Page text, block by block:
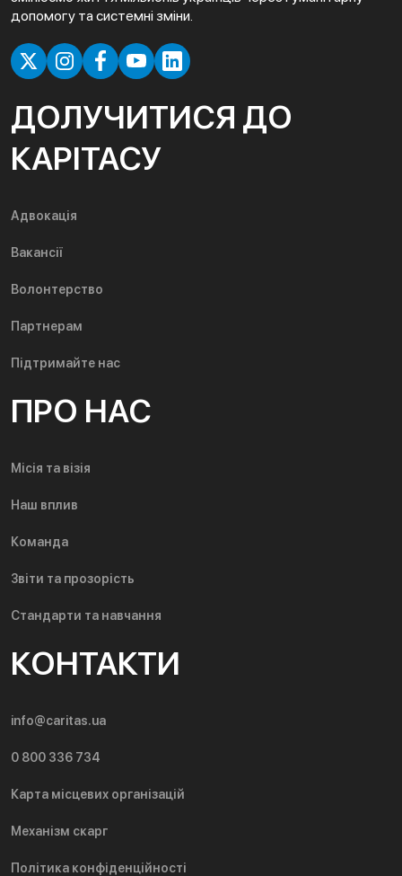
допомогу та системні зміни.
ДОЛУЧИТИСЯ ДО
КАРІТАСУ
Адвокація
Вакансії
Волонтерство
Партнерам
Підтримайте нас
ПРО НАС
Місія та візія
Наш вплив
Команда
Звіти та прозорість
Стандарти та навчання
КОНТАКТИ
info@caritas.ua
0 800 336 734
Карта місцевих організацій
Механізм скарг
Політика конфіденційності